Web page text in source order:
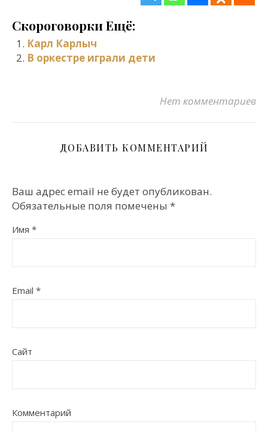
Скороговорки Ещё:
Карл Карлыч
В оркестре играли дети
Нет комментариев
ДОБАВИТЬ КОММЕНТАРИЙ
Ваш адрес email не будет опубликован.
Обязательные поля помечены *
Имя *
Email *
Сайт
Комментарий